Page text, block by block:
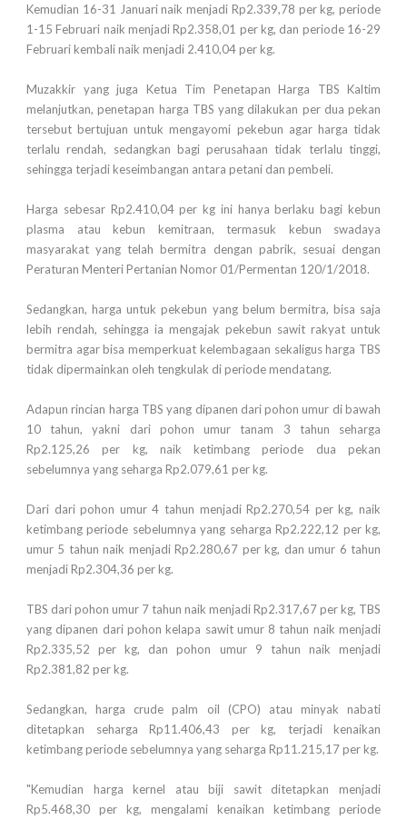
Kemudian 16-31 Januari naik menjadi Rp2.339,78 per kg, periode
1-15 Februari naik menjadi Rp2.358,01 per kg, dan periode 16-29
Februari kembali naik menjadi 2.410,04 per kg.
Muzakkir yang juga Ketua Tim Penetapan Harga TBS Kaltim
melanjutkan, penetapan harga TBS yang dilakukan per dua pekan
tersebut bertujuan untuk mengayomi pekebun agar harga tidak
terlalu rendah, sedangkan bagi perusahaan tidak terlalu tinggi,
sehingga terjadi keseimbangan antara petani dan pembeli.
Harga sebesar Rp2.410,04 per kg ini hanya berlaku bagi kebun
plasma atau kebun kemitraan, termasuk kebun swadaya
masyarakat yang telah bermitra dengan pabrik, sesuai dengan
Peraturan Menteri Pertanian Nomor 01/Permentan 120/1/2018.
Sedangkan, harga untuk pekebun yang belum bermitra, bisa saja
lebih rendah, sehingga ia mengajak pekebun sawit rakyat untuk
bermitra agar bisa memperkuat kelembagaan sekaligus harga TBS
tidak dipermainkan oleh tengkulak di periode mendatang.
Adapun rincian harga TBS yang dipanen dari pohon umur di bawah
10 tahun, yakni dari pohon umur tanam 3 tahun seharga
Rp2.125,26 per kg, naik ketimbang periode dua pekan
sebelumnya yang seharga Rp2.079,61 per kg.
Dari dari pohon umur 4 tahun menjadi Rp2.270,54 per kg, naik
ketimbang periode sebelumnya yang seharga Rp2.222,12 per kg,
umur 5 tahun naik menjadi Rp2.280,67 per kg, dan umur 6 tahun
menjadi Rp2.304,36 per kg.
TBS dari pohon umur 7 tahun naik menjadi Rp2.317,67 per kg, TBS
yang dipanen dari pohon kelapa sawit umur 8 tahun naik menjadi
Rp2.335,52 per kg, dan pohon umur 9 tahun naik menjadi
Rp2.381,82 per kg.
Sedangkan, harga crude palm oil (CPO) atau minyak nabati
ditetapkan seharga Rp11.406,43 per kg, terjadi kenaikan
ketimbang periode sebelumnya yang seharga Rp11.215,17 per kg.
"Kemudian harga kernel atau biji sawit ditetapkan menjadi
Rp5.468,30 per kg, mengalami kenaikan ketimbang periode